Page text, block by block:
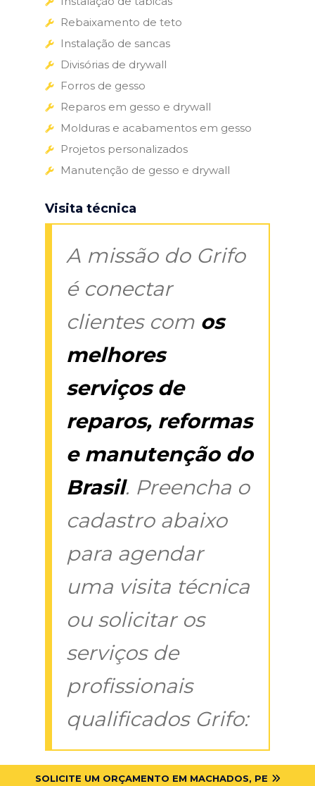
Rebaixamento de teto
Instalação de sancas
Divisórias de drywall
Forros de gesso
Reparos em gesso e drywall
Molduras e acabamentos em gesso
Projetos personalizados
Manutenção de gesso e drywall
Visita técnica
A missão do Grifo
é conectar
clientes com os
melhores
serviços de
reparos, reformas
e manutenção do
Brasil. Preencha o
cadastro abaixo
para agendar
uma visita técnica
ou solicitar os
serviços de
profissionais
qualificados Grifo:
SOLICITE UM ORÇAMENTO EM MACHADOS, PE